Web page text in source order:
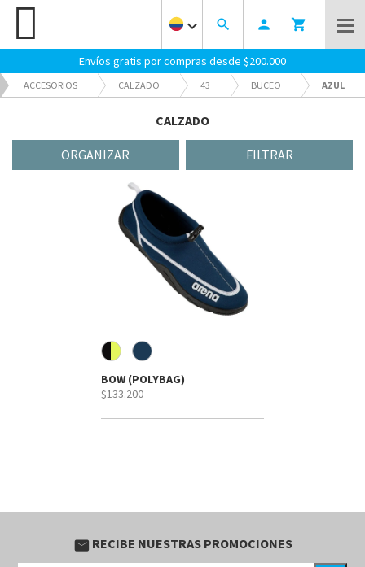
keyboard_arrow_down search person shopping_cart
Envíos gratis por compras desde $200.000
ACCESORIOS CALZADO 43 BUCEO AZUL
CALZADO
FILTRAR
ORGANIZAR
BOW (POLYBAG)
$133.200
email RECIBE NUESTRAS PROMOCIONES